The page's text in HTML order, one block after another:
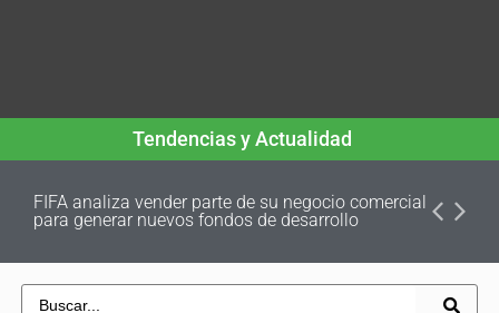
Tendencias y Actualidad
FIFA analiza vender parte de su negocio comercial
para generar nuevos fondos de desarrollo